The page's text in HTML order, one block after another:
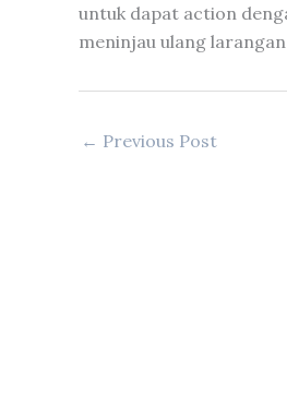
untuk dapat action
meninjau ulang
← Previous Post